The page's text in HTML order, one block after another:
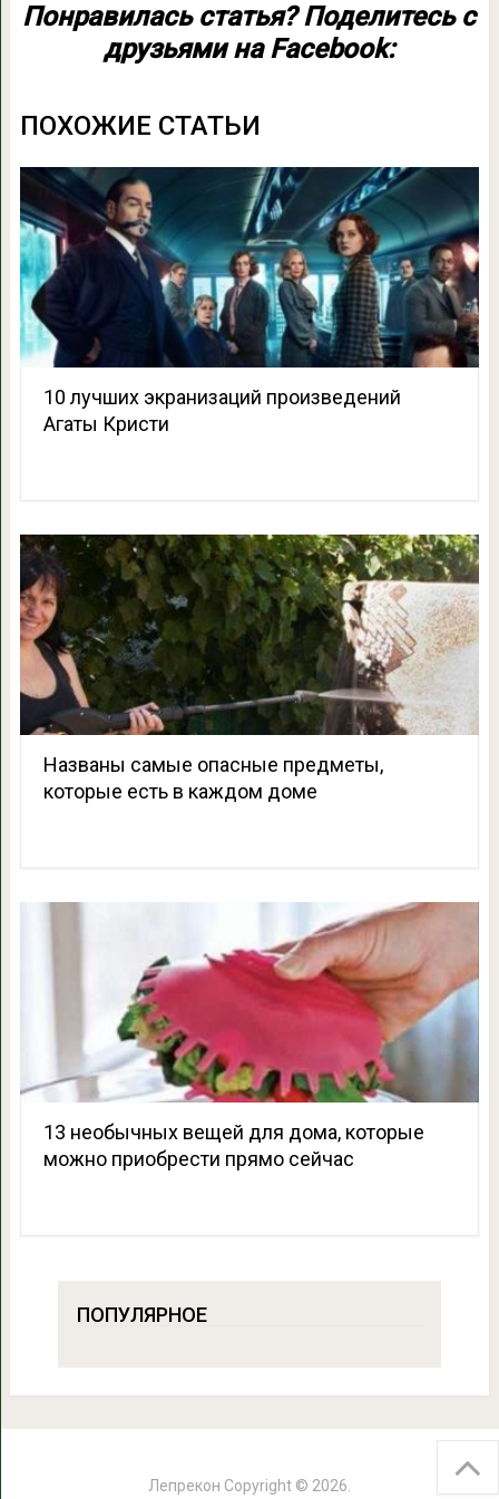
Понравилась статья? Поделитесь с
друзьями на Facebook:
ПОХОЖИЕ СТАТЬИ
10 лучших экранизаций произведений
Агаты Кристи
Названы самые опасные предметы,
которые есть в каждом доме
13 необычных вещей для дома, которые
можно приобрести прямо сейчас
ПОПУЛЯРНОЕ
Лепрекон Copyright © 2026.